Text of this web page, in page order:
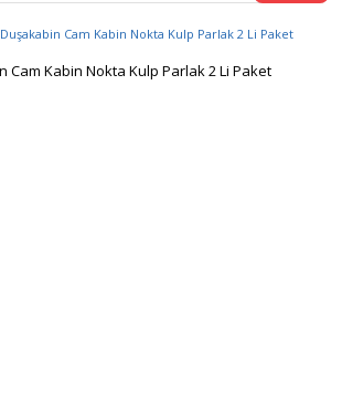
Duşakabin Cam Kabin Nokta Kulp Parlak 2 Li Paket